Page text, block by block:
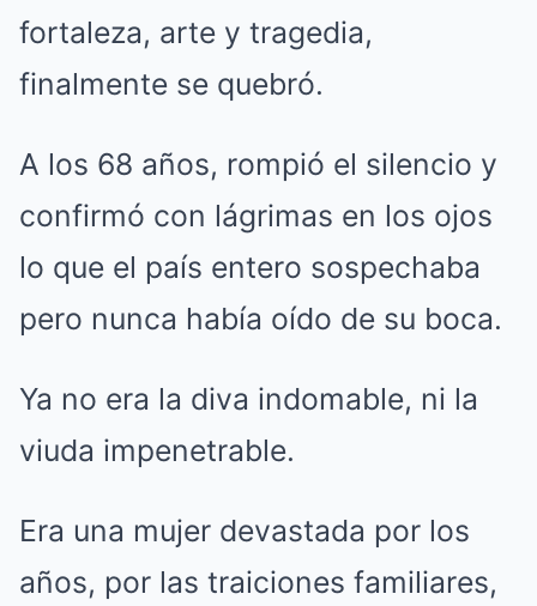
fortaleza, arte y tragedia,
finalmente se quebró.
A los 68 años, rompió el silencio y
confirmó con lágrimas en los ojos
lo que el país entero sospechaba
pero nunca había oído de su boca.
Ya no era la diva indomable, ni la
viuda impenetrable.
Era una mujer devastada por los
años, por las traiciones familiares,